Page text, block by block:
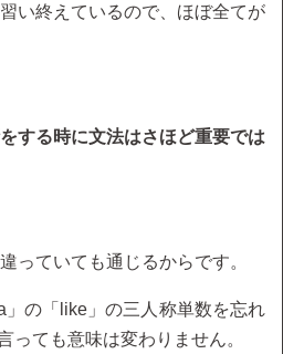
い終えているので、ほぼ全てが
する時に文法はさほど重要では
っていても通じるからです。
の「like」の三人称単数を忘れ
っても意味は変わりません。